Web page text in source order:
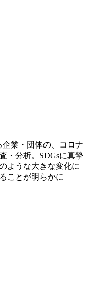
業・団体の、コロナ
・分析。SDGsに真摯
ような大きな変化に
ことが明らかに